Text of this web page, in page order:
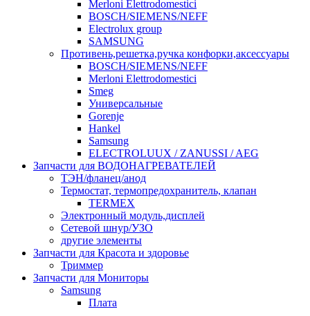
Merloni Elettrodomestici
BOSCH/SIEMENS/NEFF
Electrolux group
SAMSUNG
Противень,решетка,ручка конфорки,аксессуары
BOSCH/SIEMENS/NEFF
Merloni Elettrodomestici
Smeg
Универсальные
Gorenje
Hankel
Samsung
ELECTROLUUX / ZANUSSI / AEG
Запчасти для ВОДОНАГРЕВАТЕЛЕЙ
ТЭН/фланец/анод
Термостат, термопредохранитель, клапан
TERMEX
Электронный модуль,дисплей
Сетевой шнур/УЗО
другие элементы
Запчасти для Красота и здоровье
Триммер
Запчасти для Мониторы
Samsung
Плата